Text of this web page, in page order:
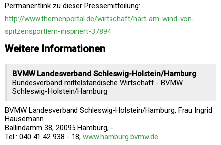
Permanentlink zu dieser Pressemitteilung:
http://www.themenportal.de/wirtschaft/hart-am-wind-von-
spitzensportlern-inspiriert-37894
Weitere Informationen
BVMW Landesverband Schleswig-Holstein/Hamburg
Bundesverband mittelständische Wirtschaft - BVMW
Schleswig-Holstein/Hamburg
BVMW Landesverband Schleswig-Holstein/Hamburg, Frau Ingrid
Hausemann
Ballindamm 38, 20095 Hamburg, -
Tel.: 040 41 42 938 - 18; www.hamburg.bvmw.de